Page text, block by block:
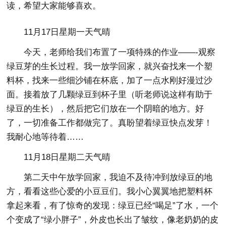
读，希望大家能够喜欢。
11月17日星期一天气晴
今天，老师给我们布置了一项特殊的作业——-观察
绿豆芽的生长过程。我一放学回家，就兴奋找来一个塑
料杯，找来一些细沙铺在杯底，加了一点水刚好漫过沙
面。接着放了几颗绿豆到杯子里（听老师说这样有助于
绿豆的生长），然后把它们放在一个阴暗的地方。好
了，一切准备工作都做完了。真盼望着绿豆快点发芽！
我耐心地等待着……
11月18日星期二天气晴
第二天中午放学回家，我迫不及待冲到放绿豆的地
方，看看这些心爱的小豆豆们。我小心翼翼地把塑料杯
拿起来看，有了惊奇的发现：绿豆已经“喝足”了水，一个
个变成了“绿小胖子”，外皮也长出了皱纹，像老奶奶的皮